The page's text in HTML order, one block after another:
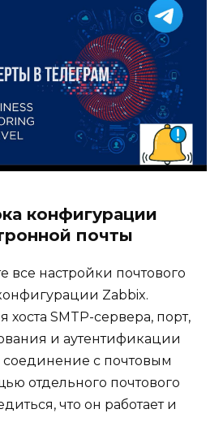
конфигурации
почты
все настройки почтового
Zabbix.
хоста SMTP-сервера, порт,
и аутентификации
с почтовым
отдельного почтового
что он работает и